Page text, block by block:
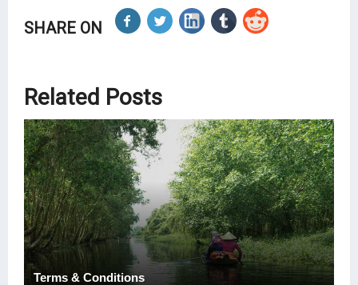
SHARE ON
Related Posts
Terms & Conditions